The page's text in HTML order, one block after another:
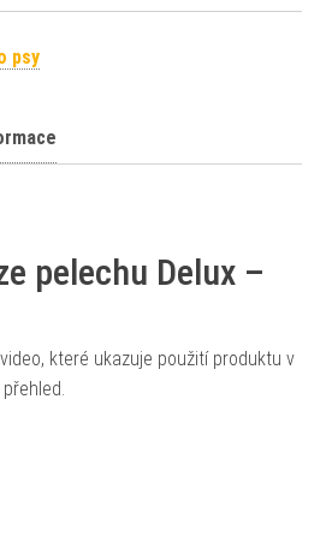
psy
pelechu Delux –
které ukazuje použití produktu v